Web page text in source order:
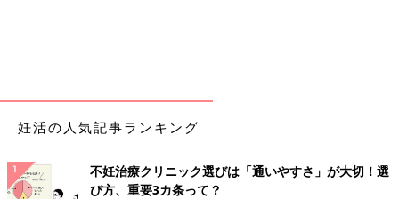
妊活の人気記事ランキング
不妊治療クリニック選びは「通いやすさ」が大切！選
び方、重要3カ条って？